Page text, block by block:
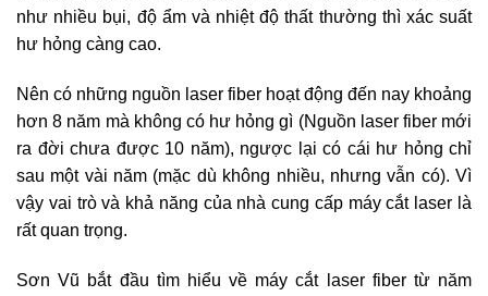
như nhiều bụi, độ ẩm và nhiệt độ thất thường thì xác suất
hư hỏng càng cao.
Nên có những nguồn laser fiber hoạt động đến nay khoảng
hơn 8 năm mà không có hư hỏng gì (Nguồn laser fiber mới
ra đời chưa được 10 năm), ngược lại có cái hư hỏng chỉ
sau một vài năm (mặc dù không nhiều, nhưng vẫn có). Vì
vậy vai trò và khả năng của nhà cung cấp máy cắt laser là
rất quan trọng.
Sơn Vũ bắt đầu tìm hiểu về máy cắt laser fiber từ năm